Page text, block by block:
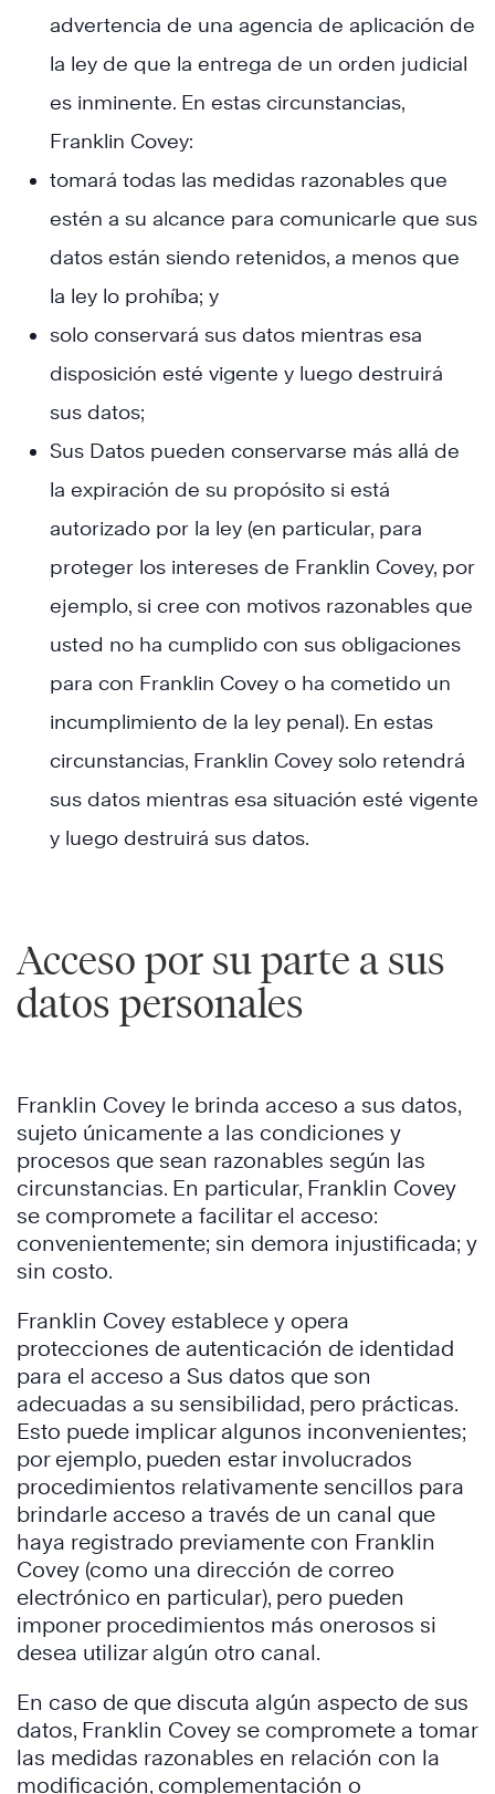
advertencia de una agencia de aplicación de
la ley de que la entrega de un orden judicial
es inminente. En estas circunstancias,
Franklin Covey:
tomará todas las medidas razonables que
estén a su alcance para comunicarle que sus
datos están siendo retenidos, a menos que
la ley lo prohíba; y
solo conservará sus datos mientras esa
disposición esté vigente y luego destruirá
sus datos;
Sus Datos pueden conservarse más allá de
la expiración de su propósito si está
autorizado por la ley (en particular, para
proteger los intereses de Franklin Covey, por
ejemplo, si cree con motivos razonables que
usted no ha cumplido con sus obligaciones
para con Franklin Covey o ha cometido un
incumplimiento de la ley penal). En estas
circunstancias, Franklin Covey solo retendrá
sus datos mientras esa situación esté vigente
y luego destruirá sus datos.
Acceso por su parte a sus
datos personales
Franklin Covey le brinda acceso a sus datos,
sujeto únicamente a las condiciones y
procesos que sean razonables según las
circunstancias. En particular, Franklin Covey
se compromete a facilitar el acceso:
convenientemente; sin demora injustificada; y
sin costo.
Franklin Covey establece y opera
protecciones de autenticación de identidad
para el acceso a Sus datos que son
adecuadas a su sensibilidad, pero prácticas.
Esto puede implicar algunos inconvenientes;
por ejemplo, pueden estar involucrados
procedimientos relativamente sencillos para
brindarle acceso a través de un canal que
haya registrado previamente con Franklin
Covey (como una dirección de correo
electrónico en particular), pero pueden
imponer procedimientos más onerosos si
desea utilizar algún otro canal.
En caso de que discuta algún aspecto de sus
datos, Franklin Covey se compromete a tomar
las medidas razonables en relación con la
modificación, complementación o